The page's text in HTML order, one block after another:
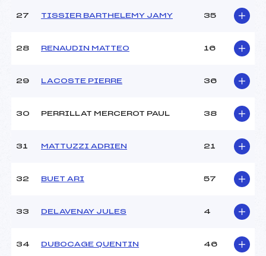
27 TISSIER BARTHELEMY JAMY 35
28 RENAUDIN MATTEO 16
29 LACOSTE PIERRE 36
30 PERRILLAT MERCEROT PAUL 38
31 MATTUZZI ADRIEN 21
32 BUET ARI 57
33 DELAVENAY JULES 4
34 DUBOCAGE QUENTIN 46